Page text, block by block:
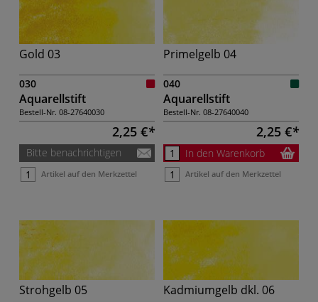
Gold 03
030
Aquarellstift
Bestell-Nr. 08-27640030
2,25 €
Bitte benachrichtigen
Artikel auf den Merkzettel
Primelgelb 04
040
Aquarellstift
Bestell-Nr. 08-27640040
2,25 €
In den Warenkorb
Artikel auf den Merkzettel
Strohgelb 05 Kadmiumgelb dkl. 06